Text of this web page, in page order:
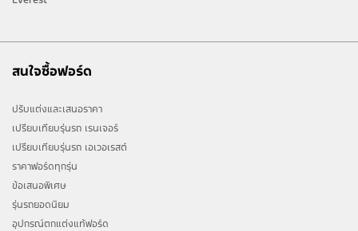
สนใจซื้อฟอร์ด
ปรับแต่งและเสนอราคา
เปรียบเทียบรุ่นรถ เรนเจอร์
เปรียบเทียบรุ่นรถ เอเวอเรสต์
ราคาฟอร์ดทุกรุ่น
ข้อเสนอพิเศษ
รุ่นรถยอดนิยม
อุปกรณ์ตกแต่งแท้ฟอร์ด